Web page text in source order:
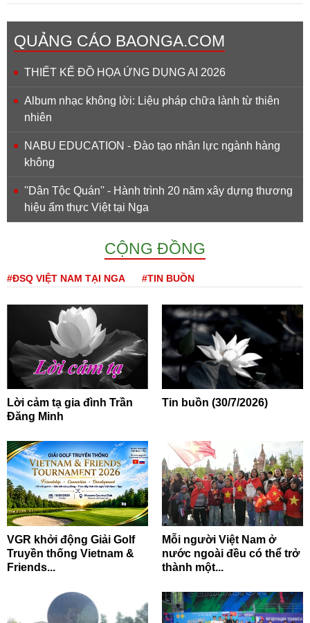
QUẢNG CÁO BAONGA.COM
THIẾT KẾ ĐỒ HỌA ỨNG DỤNG AI 2026
Album nhạc không lời: Liệu pháp chữa lành từ thiên
nhiên
NABU EDUCATION - Đào tạo nhân lực ngành hàng
không
''Dân Tộc Quán'' - Hành trình 20 năm xây dựng thương
hiệu ẩm thực Việt tại Nga
CỘNG ĐỒNG
#ĐSQ VIỆT NAM TẠI NGA #TIN BUỒN
Lời cảm tạ gia đình Trần
Đăng Minh
Tin buồn (30/7/2026)
VGR khởi động Giải Golf
Truyền thống Vietnam &
Friends...
Mỗi người Việt Nam ở
nước ngoài đều có thể trở
thành một...